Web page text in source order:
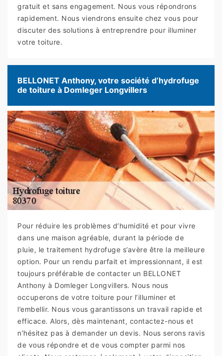
gratuit et sans engagement. Nous vous répondrons
rapidement. Nous viendrons ensuite chez vous pour
discuter des solutions à entreprendre pour illuminer
votre toiture.
BELLONET Anthony, votre société d’hydrofuge
de toiture à Domleger Longvillers
Pour réduire les problèmes d’humidité et pour vivre
dans une maison agréable, durant la période de
pluie, le traitement hydrofuge s’avère être la meilleure
option. Pour un rendu parfait et impressionnant, il est
toujours préférable de contacter un BELLONET
Anthony à Domleger Longvillers. Nous nous
occuperons de votre toiture pour l’illuminer et
l’embellir. Nous vous garantissons un travail rapide et
efficace. Alors, dès maintenant, contactez-nous et
n’hésitez pas à demander un devis. Nous serons ravis
de vous répondre et de vous compter parmi nos